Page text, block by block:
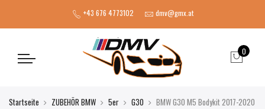
+43 676 4773102 dmv@gmx.at
0
Startseite ZUBEHÖR BMW 5er G30 BMW G30 M5 Bodykit 2017-2020